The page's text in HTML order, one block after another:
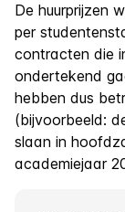
De huurprijzen
per
contracten die
ondertekend
hebben dus
(bijvoorbeeld:
slaan in
academiejaar